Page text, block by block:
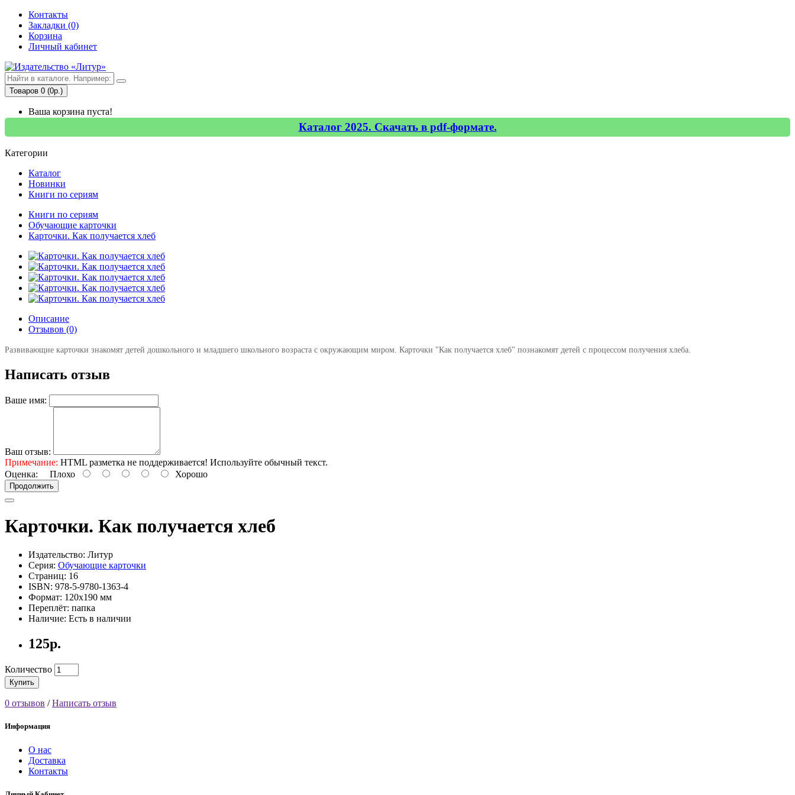
Контакты
Закладки (0)
Корзина
Личный кабинет
Товаров 0 (0р.)
Ваша корзина пуста!
Каталог 2025. Скачать в pdf-формате.
Категории
Каталог
Новинки
Книги по сериям
Книги по сериям
Обучающие карточки
Карточки. Как получается хлеб
Описание
Отзывов (0)
Развивающие карточки знакомят детей дошкольного и младшего школьного возраста с окружающим миром. Карточки "Как получается хлеб" познакомят детей с процессом получения хлеба.
Написать отзыв
Ваше имя:
Ваш отзыв:
Примечание: HTML разметка не поддерживается! Используйте обычный текст.
Оценка: Плохо Хорошо
Продолжить
Карточки. Как получается хлеб
Издательство: Литур
Серия: Обучающие карточки
Страниц: 16
ISBN: 978-5-9780-1363-4
Формат: 120х190 мм
Переплёт: папка
Наличие: Есть в наличии
125р.
Количество
Купить
0 отзывов /Написать отзыв
Информация
О нас
Доставка
Контакты